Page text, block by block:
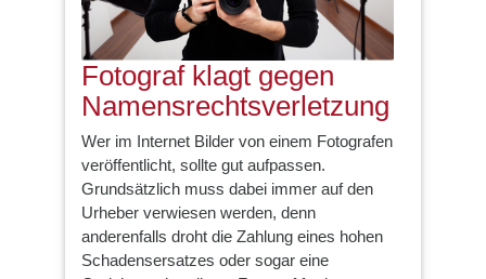
Fotograf klagt gegen
Namensrechtsverletzung
Wer im Internet Bilder von einem Fotografen
veröffentlicht, sollte gut aufpassen.
Grundsätzlich muss dabei immer auf den
Urheber verwiesen werden, denn
anderenfalls droht die Zahlung eines hohen
Schadensersatzes oder sogar eine